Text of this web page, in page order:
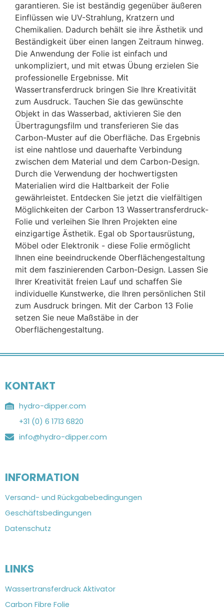
garantieren. Sie ist beständig gegenüber äußeren
Einflüssen wie UV-Strahlung, Kratzern und
Chemikalien. Dadurch behält sie ihre Ästhetik und
Beständigkeit über einen langen Zeitraum hinweg.
Die Anwendung der Folie ist einfach und
unkompliziert, und mit etwas Übung erzielen Sie
professionelle Ergebnisse. Mit
Wassertransferdruck bringen Sie Ihre Kreativität
zum Ausdruck. Tauchen Sie das gewünschte
Objekt in das Wasserbad, aktivieren Sie den
Übertragungsfilm und transferieren Sie das
Carbon-Muster auf die Oberfläche. Das Ergebnis
ist eine nahtlose und dauerhafte Verbindung
zwischen dem Material und dem Carbon-Design.
Durch die Verwendung der hochwertigsten
Materialien wird die Haltbarkeit der Folie
gewährleistet. Entdecken Sie jetzt die vielfältigen
Möglichkeiten der Carbon 13 Wassertransferdruck-
Folie und verleihen Sie Ihren Projekten eine
einzigartige Ästhetik. Egal ob Sportausrüstung,
Möbel oder Elektronik - diese Folie ermöglicht
Ihnen eine beeindruckende Oberflächengestaltung
mit dem faszinierenden Carbon-Design. Lassen Sie
Ihrer Kreativität freien Lauf und schaffen Sie
individuelle Kunstwerke, die Ihren persönlichen Stil
zum Ausdruck bringen. Mit der Carbon 13 Folie
setzen Sie neue Maßstäbe in der
Oberflächengestaltung.
KONTAKT
hydro-dipper.com
+31 (0) 6 1713 6820
info@hydro-dipper.com
INFORMATION
Versand- und Rückgabebedingungen
Geschäftsbedingungen
Datenschutz
LINKS
Wassertransferdruck Aktivator
Carbon Fibre Folie